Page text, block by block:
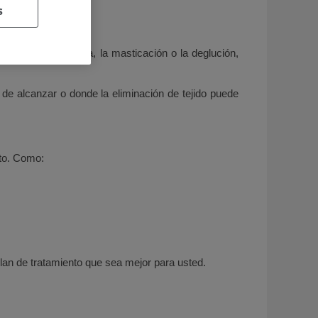
o radioterapia.
en el habla, la masticación o la deglución,
alcanzar o donde la eliminación de tejido puede
Como:
de tratamiento que sea mejor para usted.